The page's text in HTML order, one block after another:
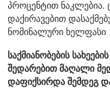
პროცენტით ნაკლებია.
დაქირავებით
ნომინალური ხელფასი
საქმიანობების
შედარებით მაღალი
დაფიქსირდა შემდეგ